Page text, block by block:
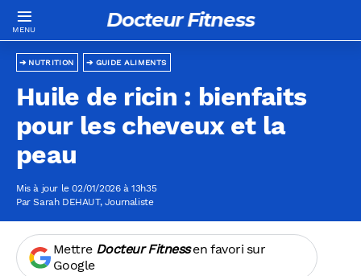
Docteur Fitness
GUIDE ALIMENTS
NUTRITION
Huile de ricin : bienfaits
pour les cheveux et la
peau
Mis à jour le 02/01/2026 à 13h35
ParSarah DEHAUT, Journaliste
Mettre Docteur Fitnessen favori sur
Google